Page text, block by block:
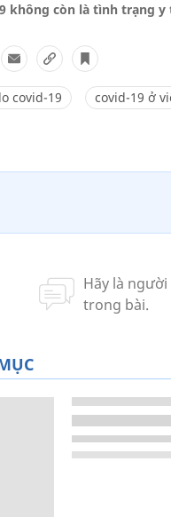
không còn là tình trạng y
covid-19 covid-19 ở